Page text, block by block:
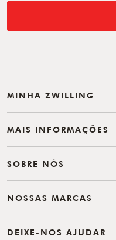
MINHA ZWILLING
MAIS INFORMAÇÕES
SOBRE NÓS
NOSSAS MARCAS
DEIXE-NOS AJUDAR